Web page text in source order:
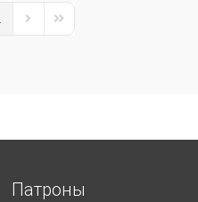
PageNext PageLast Page
Патроны